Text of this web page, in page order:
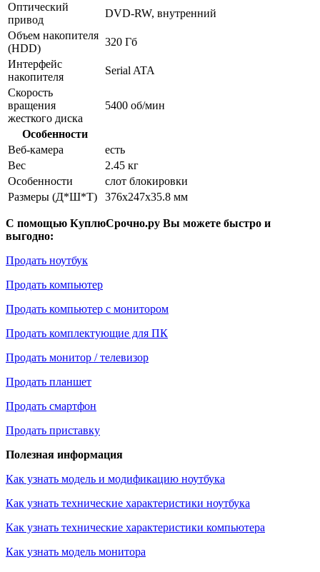
Оптический
привод
DVD-RW, внутренний
Объем накопителя
(HDD)
320 Гб
Интерфейс
накопителя
Serial ATA
Скорость
вращения
жесткого диска
5400 об/мин
Особенности
Веб-камера
есть
Вес
2.45 кг
Особенности
слот блокировки
Размеры (Д*Ш*Т)
376x247x35.8 мм
С помощью КуплюСрочно.ру Вы можете быстро и
выгодно:
Продать ноутбук
Продать компьютер
Продать компьютер с монитором
Продать комплектующие для ПК
Продать монитор / телевизор
Продать планшет
Продать смартфон
Продать приставку
Полезная информация
Как узнать модель и модификацию ноутбука
Как узнать технические характеристики ноутбука
Как узнать технические характеристики компьютера
Как узнать модель монитора